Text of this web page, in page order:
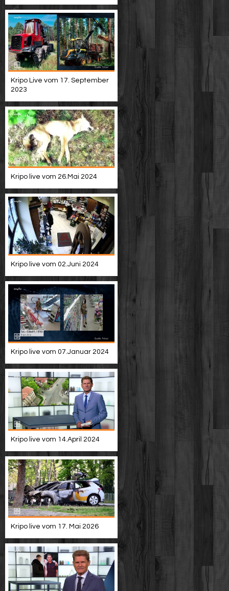
Kripo Live vom 17. September
2023
Kripo live vom 26.Mai 2024
Kripo live vom 02.Juni 2024
Kripo live vom 07.Januar 2024
Kripo live vom 14.April 2024
Kripo live vom 17. Mai 2026